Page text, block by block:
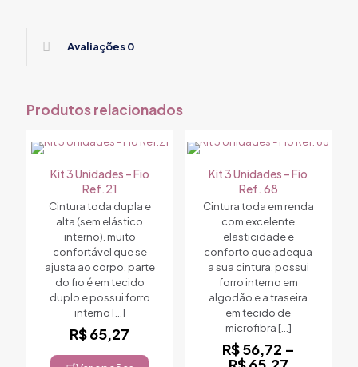
Avaliações0
Produtos relacionados
Kit 3 Unidades – Fio
Ref.21
Cintura toda dupla e
alta (sem elástico
interno). muito
confortável que se
ajusta ao corpo. parte
do fio é em tecido
duplo e possui forro
interno […]
R$65,27
Kit 3 Unidades – Fio
Ref. 68
Cintura toda em renda
com excelente
elasticidade e
conforto que adequa
a sua cintura. possui
forro interno em
algodão e a traseira
em tecido de
microfibra […]
R$56,72 –
Faixa